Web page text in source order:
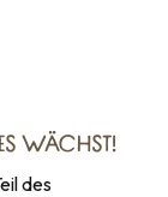
WÄCHST!
des